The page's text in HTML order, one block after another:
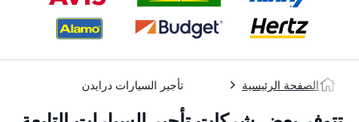
الصفحة الرئيسية تأجير السيارات درايدن